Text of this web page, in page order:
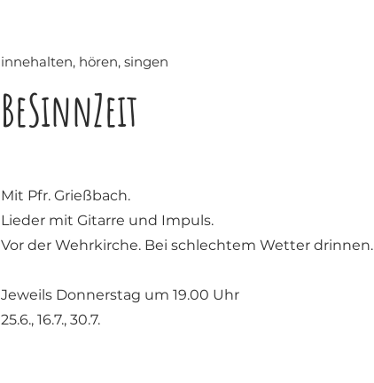
innehalten, hören, singen
BeSinnZeit
Mit Pfr. Grießbach.
Lieder mit Gitarre und Impuls.
Vor der Wehrkirche. Bei schlechtem Wetter drinnen.
Jeweils Donnerstag um 19.00 Uhr
25.6., 16.7., 30.7.